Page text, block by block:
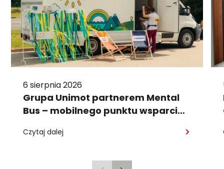
6 sierpnia 2026
Grupa Unimot partnerem Mental
Bus – mobilnego punktu wsparcia
Czytaj dalej